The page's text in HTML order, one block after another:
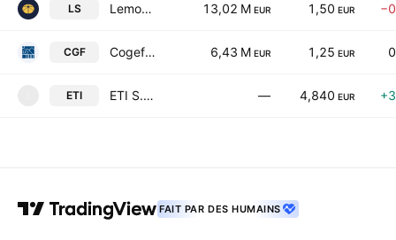
LS Lemon Sistemi S.P.A. 13,02 M EUR 1,50 EUR
CGF Cogefeed SPA 6,43 M EUR 1,25 EUR
ETI ETI S.P.A. — 4,840 EUR
FAIT PAR DES HUMAINS